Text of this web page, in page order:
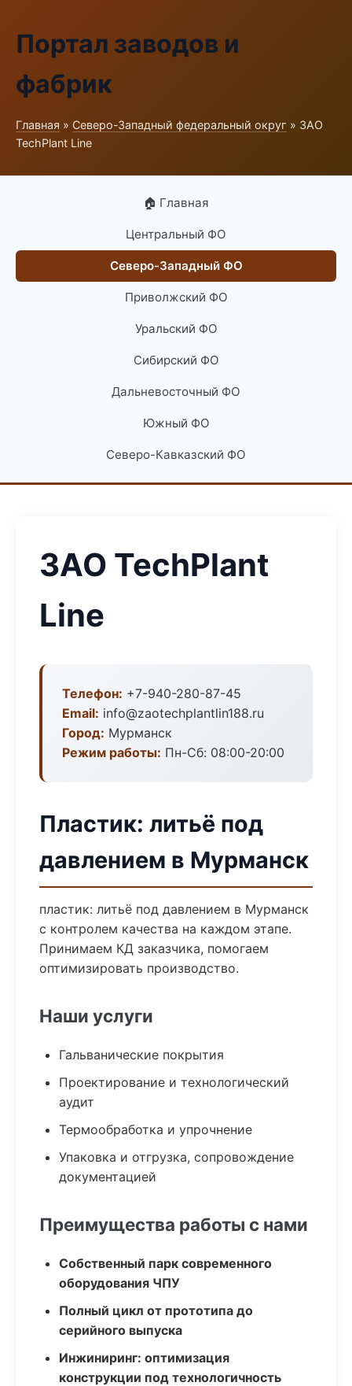
Портал заводов и
фабрик
Главная » Северо-Западный федеральный округ » ЗАО
TechPlant Line
🏠 Главная
Центральный ФО
Северо-Западный ФО
Приволжский ФО
Уральский ФО
Сибирский ФО
Дальневосточный ФО
Южный ФО
Северо-Кавказский ФО
ЗАО TechPlant
Line
Телефон: +7-940-280-87-45
Email: info@zaotechplantlin188.ru
Город: Мурманск
Режим работы: Пн-Сб: 08:00-20:00
Пластик: литьё под
давлением в Мурманск
пластик: литьё под давлением в Мурманск
с контролем качества на каждом этапе.
Принимаем КД заказчика, помогаем
оптимизировать производство.
Наши услуги
Гальванические покрытия
Проектирование и технологический
аудит
Термообработка и упрочнение
Упаковка и отгрузка, сопровождение
документацией
Преимущества работы с нами
Собственный парк современного
оборудования ЧПУ
Полный цикл от прототипа до
серийного выпуска
Инжиниринг: оптимизация
конструкции под технологичность